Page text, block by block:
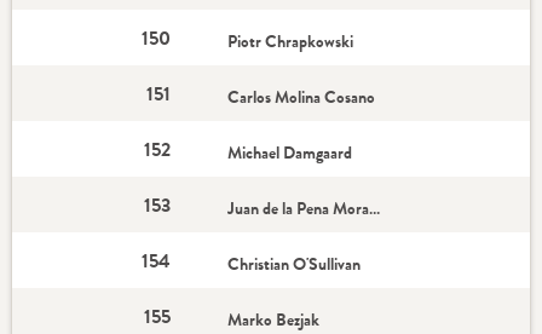
150 Piotr Chrapkowski
151 Carlos Molina Cosano
152 Michael Damgaard
153 Juan de la Pena Morales
154 Christian O'Sullivan
155 Marko Bezjak